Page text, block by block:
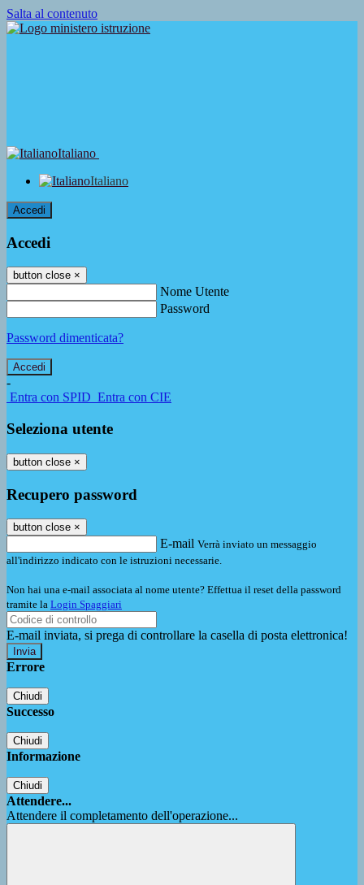
Salta al contenuto
Italiano
Italiano
Accedi
Accedi
button close ×
Nome Utente
Password
Password dimenticata?
-
Entra con SPID Entra con CIE
Seleziona utente
button close ×
Recupero password
button close ×
E-mail Verrà inviato un messaggio
all'indirizzo indicato con le istruzioni necessarie.
Non hai una e-mail associata al nome utente? Effettua il reset della password
tramite la Login Spaggiari
E-mail inviata, si prega di controllare la casella di posta elettronica!
Errore
Chiudi
Successo
Chiudi
Informazione
Chiudi
Attendere...
Attendere il completamento dell'operazione...